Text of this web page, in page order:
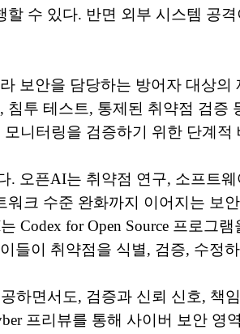
수 있다. 반면 외부 시스템 공
보안을 담당하는 방어자 대상
투 테스트, 통제된 취약점 검
니터링을 검증하기 위한 단계적
오픈AI는 취약점 연구, 소프트
크 수준 완화까지 이어지는 보
Codex for Open Source 프로그
들이 취약점을 식별, 검증, 수정
하면서도, 검증과 신뢰 신호, 책
프리뷰를 통해 사이버 보안